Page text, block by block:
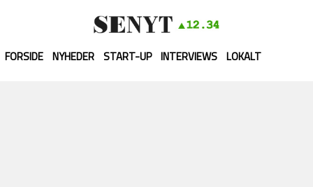
FORSIDE NYHEDER START-UP INTERVIEWS LOKALT